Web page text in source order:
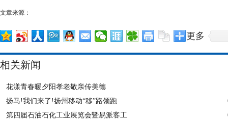
文章来源：
更多
相关新闻
花漾青春暖夕阳孝老敬亲传美德
扬马!我们来了!扬州移动“移”路领跑
第四届石油石化工业展览会暨易派客工